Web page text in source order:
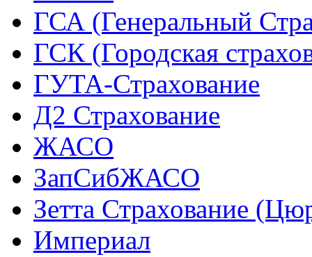
ГСА (Генеральный
ГСК (Городская
ГУТА-Страхование
Д2 Страхование
ЖАСО
ЗапСибЖАСО
Зетта Страхование
Империал